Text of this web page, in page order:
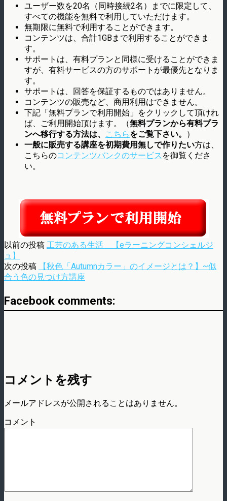
ユーザー数を20名（同時接続2名）までに限定して、
すべての機能を無料で利用していただけます。
無期限に無料で利用することができます。
コンテンツは、合計1GBまで利用することができま
す。
サポートは、有料プランと同様に受けることができま
すが、有料サービスの方のサポートが最優先となりま
す。
サポートは、回答を保証するものではありません。
コンテンツの販売など、商用利用はできません。
下記「無料プランで利用開始」をクリックして頂けれ
ば、ご利用開始頂けます。（無料プランから有料プラ
ンへ移行する方法は、
こちらをご覧下さい。
）
一般に販売する講座を初期費用無しで作りたい方は、
こちらのコンテンツバンクのサービス を御覧くださ
い。
以前の投稿 工芸のある生活 【eラーニングコンシェルジ
ュ】
次の投稿
【秋色「Autumnカラー」のイメージとは？】~似
合う色の見つけ方講座
Facebook comments:
コメントを残す
メールアドレスが公開されることはありません。
コメント